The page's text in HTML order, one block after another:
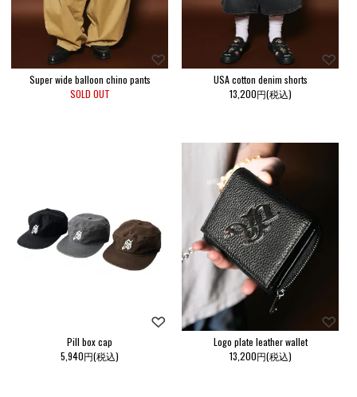
Super wide balloon chino pants
SOLD OUT
USA cotton denim shorts
13,200円(税込)
Pill box cap
5,940円(税込)
Logo plate leather wallet
13,200円(税込)